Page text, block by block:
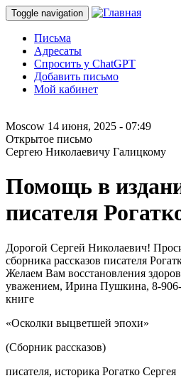
Toggle navigation
Письма
Адресаты
Спросить у ChatGPT
Добавить письмо
Мой кабинет
Moscow 14 июня, 2025 - 07:49
Открытое письмо
Cергею Николаевичу Галицкому
Помощь в
писателя
Дорогой Сергей Николаевич!
сборника рассказов писателя
Желаем Вам восстановления
уважением, Ирина Пушкина, 8-
книге
«Осколки выцветшей эпохи»
(Сборник рассказов)
писателя, историка Рогатко Сергея